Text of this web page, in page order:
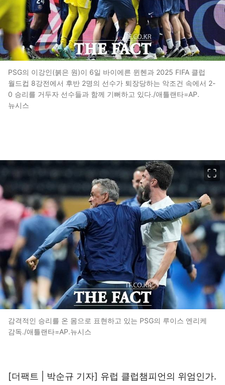
PSG의 이강인(붉은 원)이 6일 바이에른 뮌헨과 2025 FIFA 클럽
월드컵 8강전에서 후반 2명의 선수가 퇴장당하는 악조건 속에서 2-
0 승리를 거두자 선수들과 함께 기뻐하고 있다./애틀랜타=AP.
뉴시스
감격적인 승리를 온 몸으로 표현하고 있는 PSG의 루이스 엔리케
감독./애틀랜타=AP.뉴시스
[더팩트 | 박순규 기자] 유럽 클럽챔피언의 위엄인가.